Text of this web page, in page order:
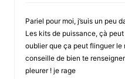
Pariel pour moi, j’suis un peu
Les kits de puissance, çà
oublier que ça peut flinguer le
conseille de bien te
pleurer ! je rage